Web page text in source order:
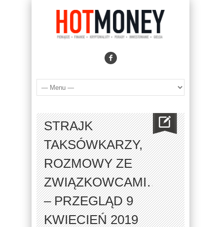
STRAJK
TAKSÓWKARZY,
ROZMOWY ZE
ZWIĄZKOWCAMI…
– PRZEGLĄD 9
KWIECIEŃ 2019